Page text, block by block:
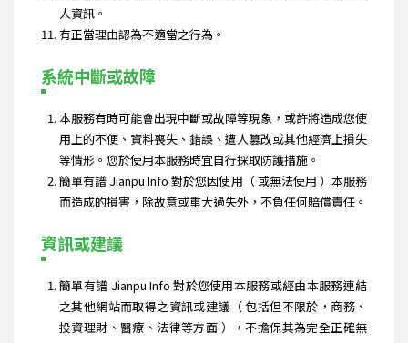
人資訊。
有正當理由認為不適當之行為。
系統中斷或故障
本服務有時可能會出現中斷或故障等現象，或許將造成您使
用上的不便、資料喪失、錯誤、遭人篡改或其他經濟上損失
等情形。您於使用本服務時宜自行採取防護措施。
簡單有譜 Jianpu Info 對於您因使用（ 或無法使用 ）本服務
而造成的損害，除故意或重大過失外，不負任何賠償責任。
資訊或建議
簡單有譜 Jianpu Info 對於您使用本服務或經由本服務連結
之其他網站而取得之資訊或建議（ 包括但不限於，商務、
投資理財、醫療、法律等方面 ），不擔保其為完全正確無